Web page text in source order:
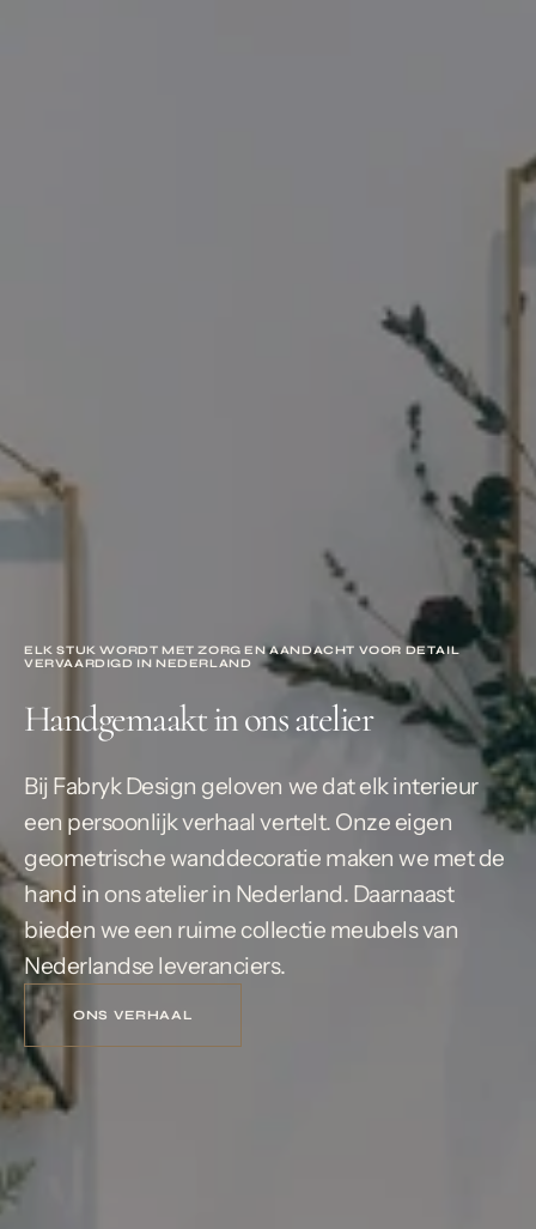
ELK STUK WORDT MET ZORG EN AANDACHT VOOR DETAIL
VERVAARDIGD IN NEDERLAND
Handgemaakt in ons atelier
Bij Fabryk Design geloven we dat elk interieur
een persoonlijk verhaal vertelt. Onze eigen
geometrische wanddecoratie maken we met de
hand in ons atelier in Nederland. Daarnaast
bieden we een ruime collectie meubels van
Nederlandse leveranciers.
ONS VERHAAL